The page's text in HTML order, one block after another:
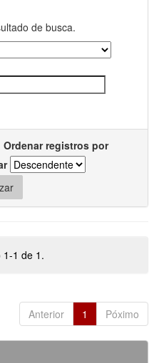
de busca.
Ordenar registros por
1-1 de 1.
Anterior 1 Póximo